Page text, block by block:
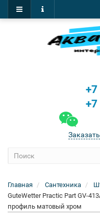
Главная Сантехника
GuteWetter Practic Part GV-
профиль матовый хром